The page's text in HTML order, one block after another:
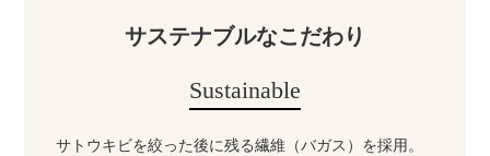
サステナブルなこだわり
Sustainable
サトウキビを絞った後に残る繊維（バガス）を採用。